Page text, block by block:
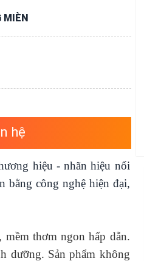
MIÈN
hệ
hiệu - nhãn hiệu nổi
bằng công nghệ hiện đại,
mềm thơm ngon hấp dẫn.
dưỡng. Sản phẩm không